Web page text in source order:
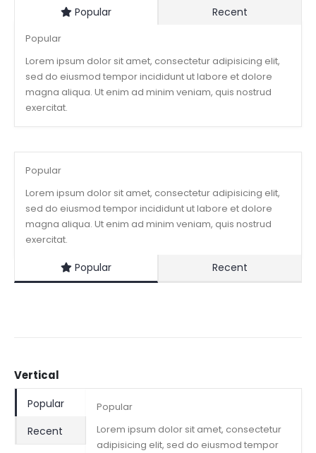
Popular Recent
Popular
Lorem ipsum dolor sit amet, consectetur adipisicing elit,
sed do eiusmod tempor incididunt ut labore et dolore
magna aliqua. Ut enim ad minim veniam, quis nostrud
exercitat.
Popular
Lorem ipsum dolor sit amet, consectetur adipisicing elit,
sed do eiusmod tempor incididunt ut labore et dolore
magna aliqua. Ut enim ad minim veniam, quis nostrud
exercitat.
Popular Recent
Vertical
Popular
Recent
Popular
Lorem ipsum dolor sit amet, consectetur
adipisicing elit, sed do eiusmod tempor